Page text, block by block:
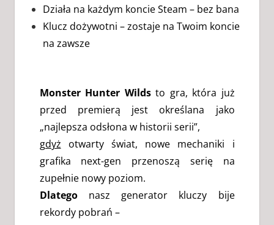
Działa na każdym koncie Steam – bez bana
Klucz dożywotni – zostaje na Twoim koncie
na zawsze
Monster Hunter Wildsto gra, która już
przed premierą jest określana jako
„najlepsza odsłona w historii serii”,
gdyż otwarty świat, nowe mechaniki i
grafika next-gen przenoszą serię na
zupełnie nowy poziom.
Dlategonasz generator kluczy bije
rekordy pobrań –